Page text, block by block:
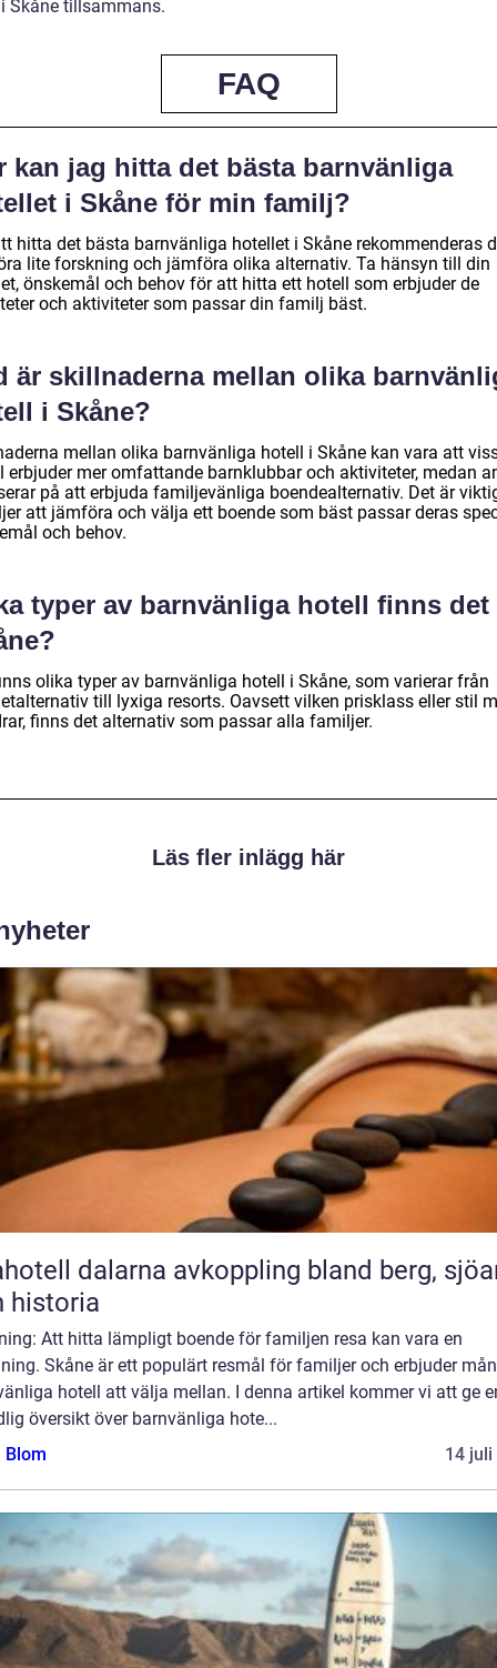
Skåne tillsammans.
FAQ
kan jag hitta det bästa barnvänliga
i Skåne för min familj?
hitta det bästa barnvänliga hotellet i Skåne rekommenderas
lite forskning och jämföra olika alternativ. Ta hänsyn till din
önskemål och behov för att hitta ett hotell som erbjuder de
och aktiviteter som passar din familj bäst.
är skillnaderna mellan olika
i Skåne?
mellan olika barnvänliga hotell i Skåne kan vara att
erbjuder mer omfattande barnklubbar och aktiviteter, medan
på att erbjuda familjevänliga boendealternativ. Det är
att jämföra och välja ett boende som bäst passar deras
och behov.
typer av barnvänliga hotell finns det
olika typer av barnvänliga hotell i Skåne, som varierar från
till lyxiga resorts. Oavsett vilken prisklass eller stil
finns det alternativ som passar alla familjer.
Läs fler inlägg här
avkoppling bland berg, sjöar
historia
Att hitta lämpligt boende för familjen resa kan vara en
Skåne är ett populärt resmål för familjer och erbjuder
hotell att välja mellan. I denna artikel kommer vi att ge
översikt över barnvänliga hote...
Blom
14 juli